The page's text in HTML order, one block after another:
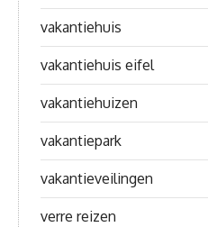
vakantiehuis
vakantiehuis eifel
vakantiehuizen
vakantiepark
vakantieveilingen
verre reizen